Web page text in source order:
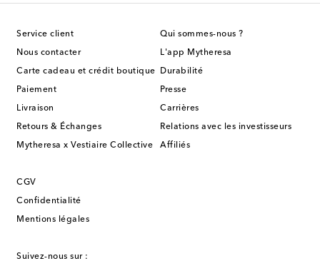
Service client
Nous contacter
Carte cadeau et crédit boutique
Paiement
Livraison
Retours & Échanges
Mytheresa x Vestiaire Collective
Qui sommes-nous ?
L'app Mytheresa
Durabilité
Presse
Carrières
Relations avec les investisseurs
Affiliés
CGV
Confidentialité
Mentions légales
Suivez-nous sur :